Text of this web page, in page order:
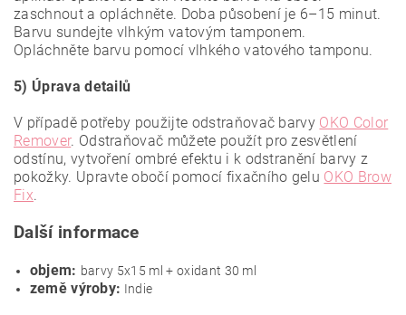
zaschnout a opláchněte. Doba působení je 6–15 minut.
Barvu sundejte vlhkým vatovým tamponem.
Opláchněte barvu pomocí vlhkého vatového tamponu.
5) Úprava detailů
V případě potřeby použijte odstraňovač barvy OKO Color
Remover. Odstraňovač můžete použít pro zesvětlení
odstínu, vytvoření ombré efektu i k odstranění barvy z
pokožky. Upravte obočí pomocí fixačního gelu OKO Brow
Fix.
Další informace
objem: barvy 5x15 ml + oxidant 30 ml
země výroby: Indie